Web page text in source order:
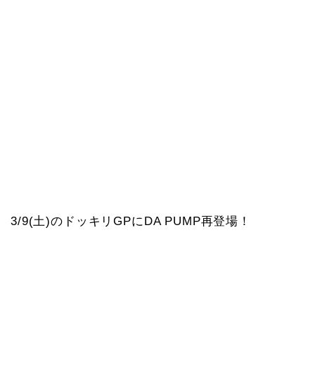
3/9(土)のドッキリGPにDA PUMP再登場！